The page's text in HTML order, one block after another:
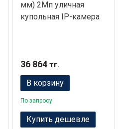
мм) 2Мп уличная
купольная IP-камера
36 864тг.
В корзину
По запросу
Купить дешевле